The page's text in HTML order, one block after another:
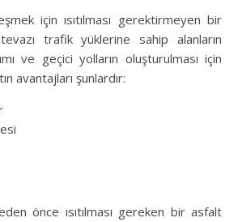
için ısıtılması gerektirmeyen bir
trafik yüklerine sahip alanların
ve geçici yolların oluşturulması için
avantajları şunlardır:
önce ısıtılması gereken bir asfalt